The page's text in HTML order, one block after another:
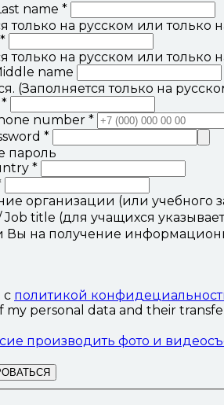
name *
только на русском или только
*
только на русском или только
name
(Заполняется только на
*
number *
*
пароль
*
организации (или учебного
title (для учащихся
Вы на получение
с политикой
my personal data and their
производить фото и